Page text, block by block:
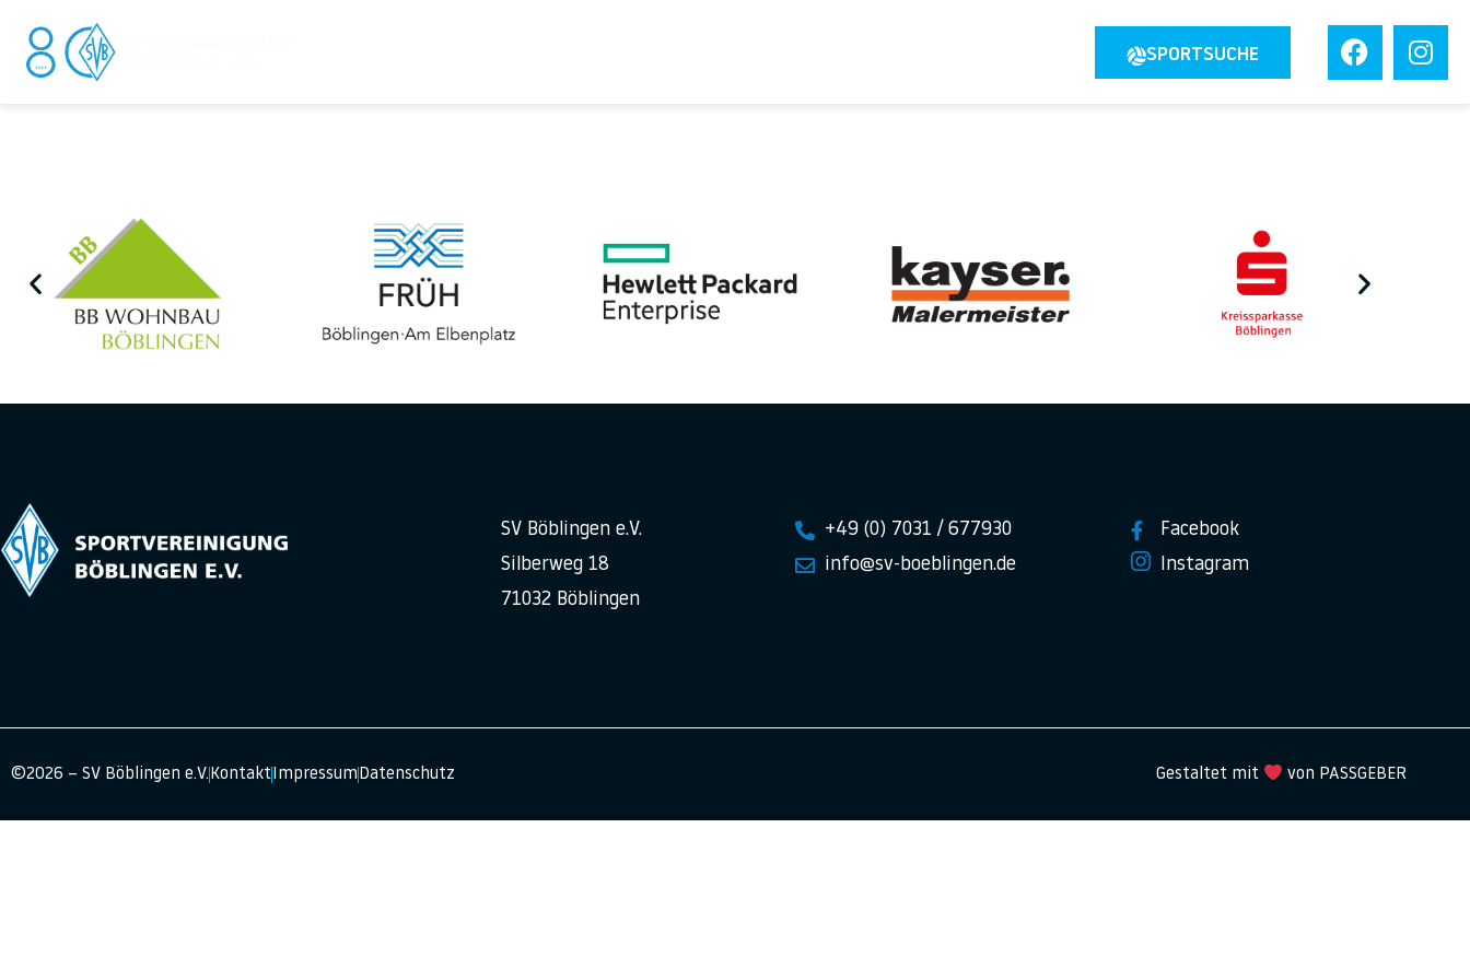
SPORTSUCHE
SV Böblingen e.V.
Silberweg 18
71032 Böblingen
+49 (0) 7031 / 677930
info@sv-boeblingen.de
Facebook
Instagram
©2026 – SV Böblingen e.V.KontaktImpressumDatenschutz Gestaltet mit von PASSGEBER